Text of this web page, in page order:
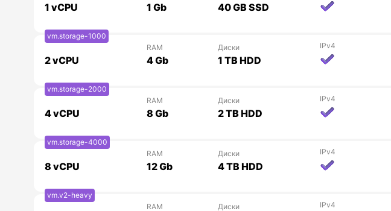
1 vCPU 1 Gb 40 GB SSD
vm.storage-1000
2vCPU
RAM
4 Gb
Диски
1 TB HDD
IPv4
vm.storage-2000
4vCPU
RAM
8 Gb
Диски
2 TB HDD
IPv4
vm.storage-4000
8 vCPU
RAM
12 Gb
Диски
4 TB HDD
IPv4
vm.v2-heavy
RAM Диски IPv4